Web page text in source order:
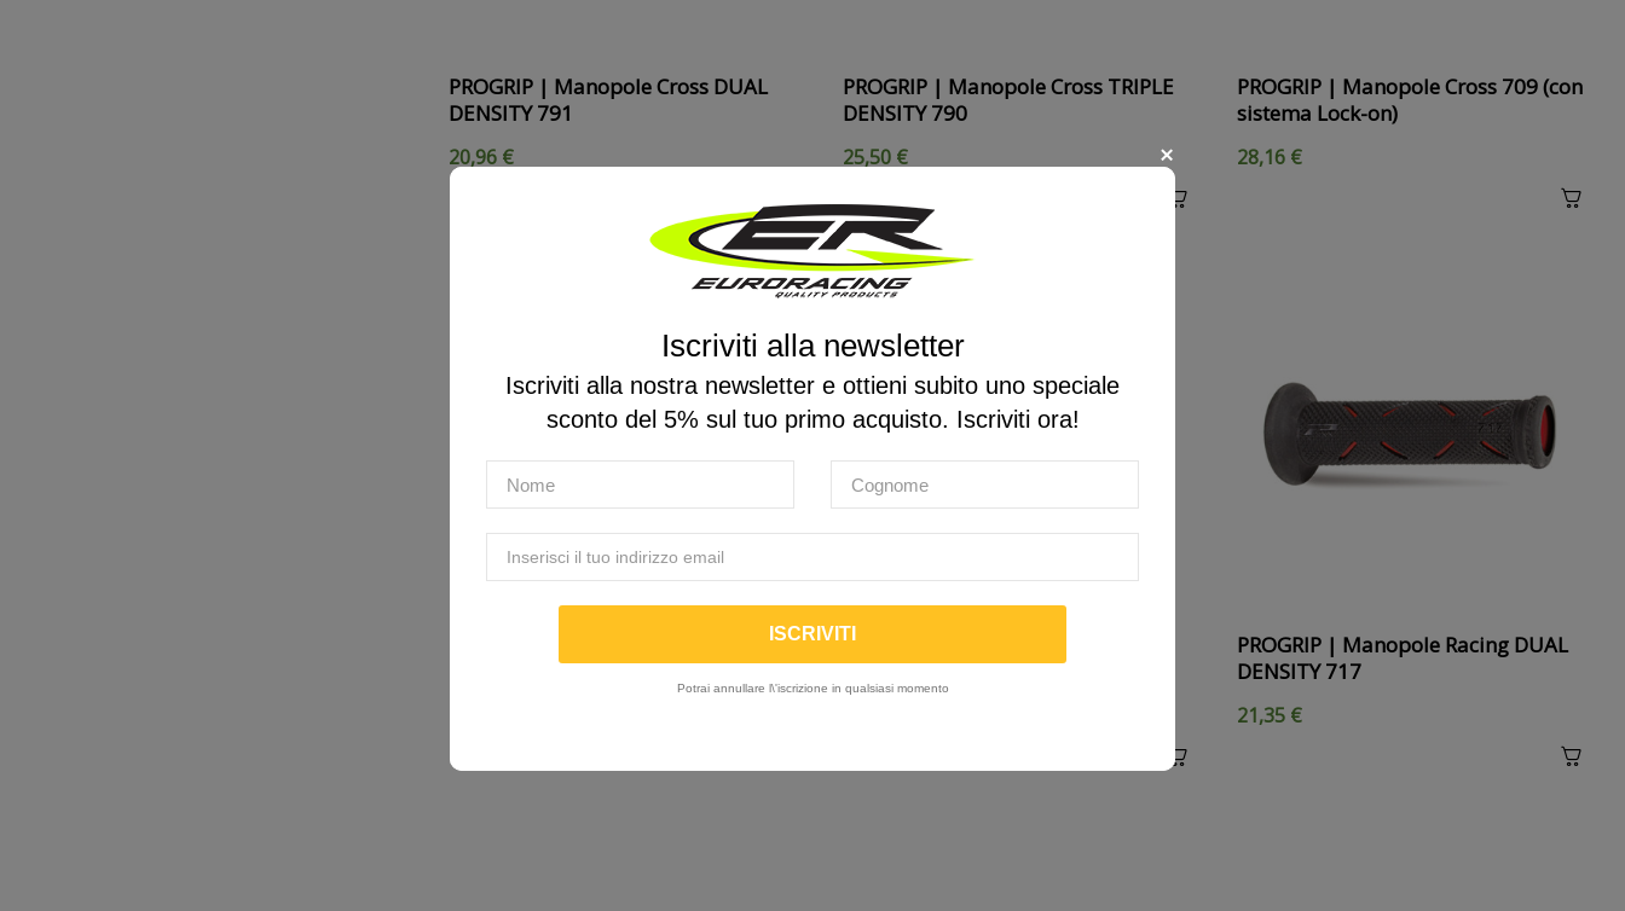
PROGRIP | Manopole Cross DUAL
DENSITY 791
20,96 €
PROGRIP | Manopole Cross TRIPLE
DENSITY 790
25,50 €
PROGRIP | Manopole Cross 709 (con
sistema Lock-on)
28,16 €
PROGRIP | Manopole Racing DUAL
DENSITY 838
PROGRIP | Manopole strada DUAL
DENSITY 724
PROGRIP | Manopole Racing DUAL
DENSITY 717
21,35 €
Iscriviti alla newsletter
Iscriviti alla nostra newsletter e ottieni subito uno speciale
sconto del 5% sul tuo primo acquisto. Iscriviti ora!
Potrai annullare l\'iscrizione in qualsiasi momento